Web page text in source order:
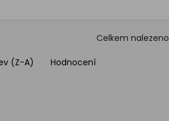
Celkem nalezeno
(Z-A) Hodnocení